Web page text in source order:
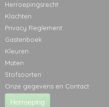
Herroepingsrecht
Klachten
Privacy Reglement
Gastenboek
Kleuren
Maten
Stofsoorten
Onze gegevens en Contact
Herroeping